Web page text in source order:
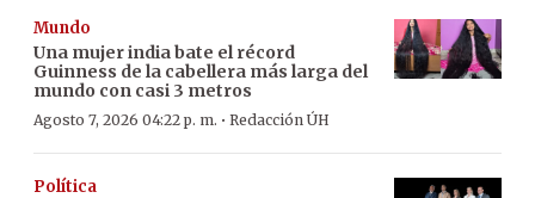
Mundo
Una mujer india bate el récord
Guinness de la cabellera más larga del
mundo con casi 3 metros
Agosto 7, 2026 04:22 p. m. · Redacción ÚH
Política